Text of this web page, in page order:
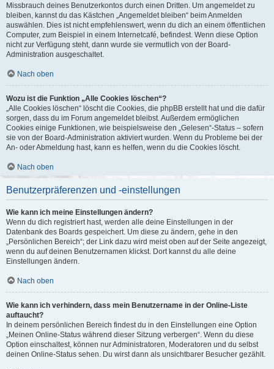
Missbrauch deines Benutzerkontos durch einen Dritten. Um angemeldet zu
bleiben, kannst du das Kästchen „Angemeldet bleiben“ beim Anmelden
auswählen. Dies ist nicht empfehlenswert, wenn du dich an einem öffentlichen
Computer, zum Beispiel in einem Internetcafé, befindest. Wenn diese Option
nicht zur Verfügung steht, dann wurde sie vermutlich von der Board-
Administration ausgeschaltet.
Nach oben
Wozu ist die Funktion „Alle Cookies löschen“?
„Alle Cookies löschen“ löscht die Cookies, die phpBB erstellt hat und die dafür
sorgen, dass du im Forum angemeldet bleibst. Außerdem ermöglichen
Cookies einige Funktionen, wie beispielsweise den „Gelesen“-Status – sofern
sie von der Board-Administration aktiviert wurden. Wenn du Probleme bei der
An- oder Abmeldung hast, kann es helfen, wenn du die Cookies löscht.
Nach oben
Benutzerpräferenzen und -einstellungen
Wie kann ich meine Einstellungen ändern?
Wenn du dich registriert hast, werden alle deine Einstellungen in der
Datenbank des Boards gespeichert. Um diese zu ändern, gehe in den
„Persönlichen Bereich“; der Link dazu wird meist oben auf der Seite angezeigt,
wenn du auf deinen Benutzernamen klickst. Dort kannst du alle deine
Einstellungen ändern.
Nach oben
Wie kann ich verhindern, dass mein Benutzername in der Online-Liste
auftaucht?
In deinem persönlichen Bereich findest du in den Einstellungen eine Option
„Meinen Online-Status während dieser Sitzung verbergen“. Wenn du diese
Option einschaltest, können nur Administratoren, Moderatoren und du selbst
deinen Online-Status sehen. Du wirst dann als unsichtbarer Besucher gezählt.